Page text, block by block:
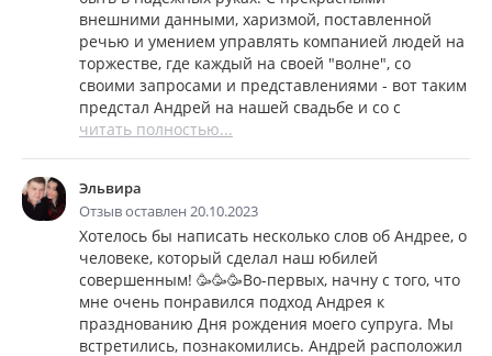
внешними данными, харизмой, поставленной
речью и умением управлять компанией людей на
торжестве, где каждый на своей "волне", со
своими запросами и представлениями - вот таким
предстал Андрей на нашей свадьбе и со с
читать полностью...
Эльвира
Отзыв оставлен 20.10.2023
Хотелось бы написать несколько слов об Андрее, о
человеке, который сделал наш юбилей
совершенным! 🥳🥳🥳Во-первых, начну с того, что
мне очень понравился подход Андрея к
празднованию Дня рождения моего супруга. Мы
встретились, познакомились. Андрей расположил